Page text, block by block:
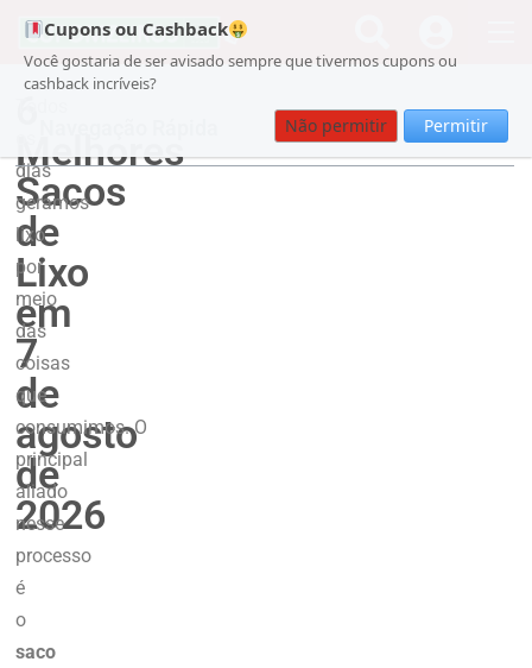
Cupons ou Cashback
Você gostaria de ser avisado sempre que tivermos cupons ou
cashback incríveis?
Não permitir Permitir
Melhores
Sacos
de
Lixo
em
7
de
agosto
de
2026
dias
geramos
lixo
por
meio
das
coisas
que
consumimos.O
principal
aliado
nesse
processo
é
o
saco